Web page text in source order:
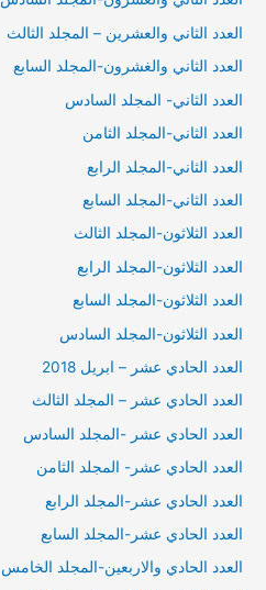
العدد الثاني والعشرين – المجلد الثالث
العدد الثاني والغشرون-المجلد السابع
العدد الثاني- المجلد السادس
العدد الثاني-المجلد الثامن
العدد الثاني-المجلد الرابع
العدد الثاني-المجلد السابع
العدد الثلاثون-المجلد الثالث
العدد الثلاثون-المجلد الرابع
العدد الثلاثون-المجلد السابع
العدد الثلاثون-المجلد السادس
العدد الحادي عشر – ابريل 2018
العدد الحادي عشر – المجلد الثالث
العدد الحادي عشر -المجلد السادس
العدد الحادي عشر- المجلد الثامن
العدد الحادي عشر-المجلد الرابع
العدد الحادي عشر-المجلد السابع
العدد الحادي والاربعين-المجلد الخامس